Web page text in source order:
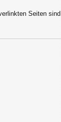
Seiten